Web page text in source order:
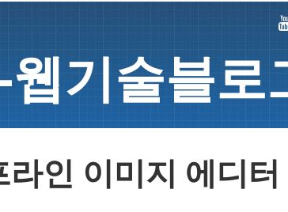
웹기술블로
인 이미지 에디